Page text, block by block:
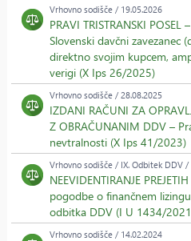
Vrhovno sodišče / 19.05.2026
PRAVI TRISTRANSKI
Slovenski davčni zavezanec
direktno svojim kupcem,
verigi (X Ips 26/2025)
Vrhovno sodišče / 28.08.2025
IZDANI RAČUNI ZA
Z OBRAČUNANIM DDV –
nevtralnosti (X Ips 41/2023)
Vrhovno sodišče / IX. Odbitek DDV /
NEEVIDENTIRANJE
pogodbe o finančnem
odbitka DDV (I U 1434/
Vrhovno sodišče / 14.02.2024